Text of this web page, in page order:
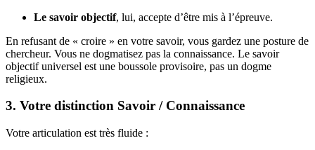
Le savoir objectif, lui, accepte d’être mis à l’épreuve.
En refusant de « croire » en votre savoir, vous gardez une posture de
chercheur. Vous ne dogmatisez pas la connaissance. Le savoir
objectif universel est une boussole provisoire, pas un dogme
religieux.
3. Votre distinction Savoir / Connaissance
Votre articulation est très fluide :